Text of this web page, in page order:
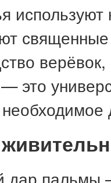
это
пальмы